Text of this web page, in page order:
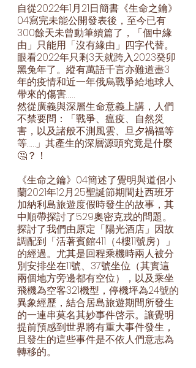
自從2022年1月21日簡書《生命之鑰》
04寫完未能公開發表後，至今已有
300餘天未曾動筆續篇了，「個中緣
由」只能用「沒有緣由」四字代替。
眼看2022年只剩3天就跨入2023癸卯
黑兔年了。縱有萬語千言亦難道盡3
年的疫情和近一年俄烏戰爭給地球人
帶來的傷害……
然從廣義與深層生命意義上講，人們
不禁要問：「戰爭、瘟疫、自然災
害，以及諸般不測風雲、旦夕禍福等
等……」其產生的深層源頭究竟是什麼
🤔？！
《生命之鑰》04簡述了覺明與道侶小
蘭2021年12月25聖誕節期間赴西班牙
加納利島旅遊度假時發生的故事，其
中順帶探討了529奧密克戎的問題。
探討了我們由原定「陽光酒店」因故
調配到「活著賓館411（4樓11號房）」
的經過。尤其是回程乘機時兩人被分
別安排坐在11號、37號坐位（其實這
兩個地方旁邊都有空位），以及乘坐
飛機為空客321機型，停機坪為24號的
異象經歷，結合居島旅遊期間所發生
的一連串莫名其妙事件啓示。讓覺明
提前預感到世界將有重大事件發生，
且發生的這些事件是不依人們意志為
轉移的。